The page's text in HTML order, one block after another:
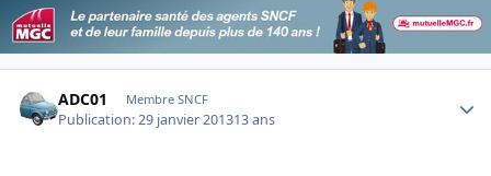
ADC01 Membre SNCF
Publication:29 janvier 201313 ans